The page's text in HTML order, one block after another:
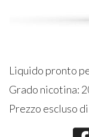
Liquido pronto
Grado nicotina:
Prezzo escluso